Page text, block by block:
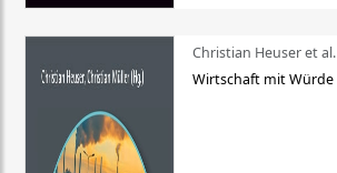
Christian Heuser et al.
Wirtschaft mit Würde